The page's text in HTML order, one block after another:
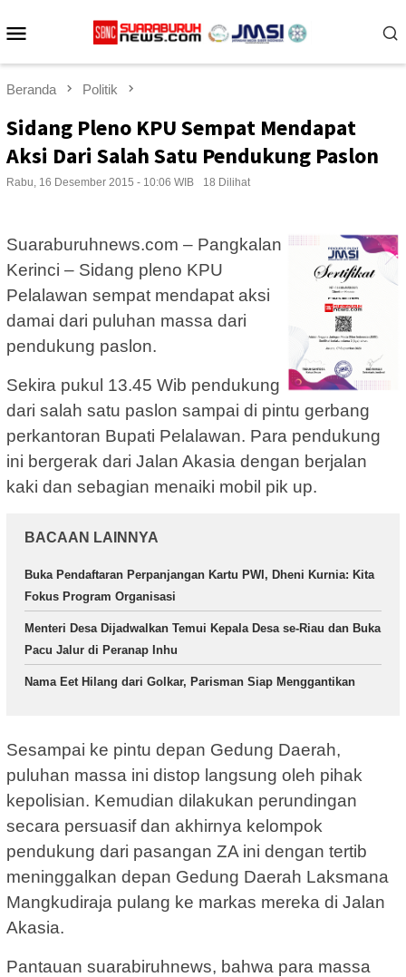
ke
Beranda Politik
Sidang Pleno KPU Sempat Mendapat
Aksi Dari Salah Satu Pendukung Paslon
Rabu, 16 Desember 2015 - 10:06 WIB 18 Dilihat
Suaraburuhnews.com – Pangkalan
Kerinci – Sidang pleno KPU
Pelalawan sempat mendapat aksi
damai dari puluhan massa dari
pendukung paslon.
Sekira pukul 13.45 Wib pendukung
dari salah satu paslon sampai di pintu gerbang
perkantoran Bupati Pelalawan. Para pendukung
ini bergerak dari Jalan Akasia dengan berjalan
kaki dan sebagian menaiki mobil pik up.
BACAAN LAINNYA
Buka Pendaftaran Perpanjangan Kartu PWI, Dheni Kurnia: Kita
Fokus Program Organisasi
Menteri Desa Dijadwalkan Temui Kepala Desa se-Riau dan Buka
Pacu Jalur di Peranap Inhu
Nama Eet Hilang dari Golkar, Parisman Siap Menggantikan
Sesampai ke pintu depan Gedung Daerah,
puluhan massa ini distop langsung oleh pihak
kepolisian. Kemudian dilakukan perundingan
secara persuasif dan akhirnya kelompok
pendukung dari pasangan ZA ini dengan tertib
meninggalkan depan Gedung Daerah Laksmana
Mangkudiraja pulang ke markas mereka di Jalan
Akasia.
Pantauan suarabiruhnews, bahwa para massa